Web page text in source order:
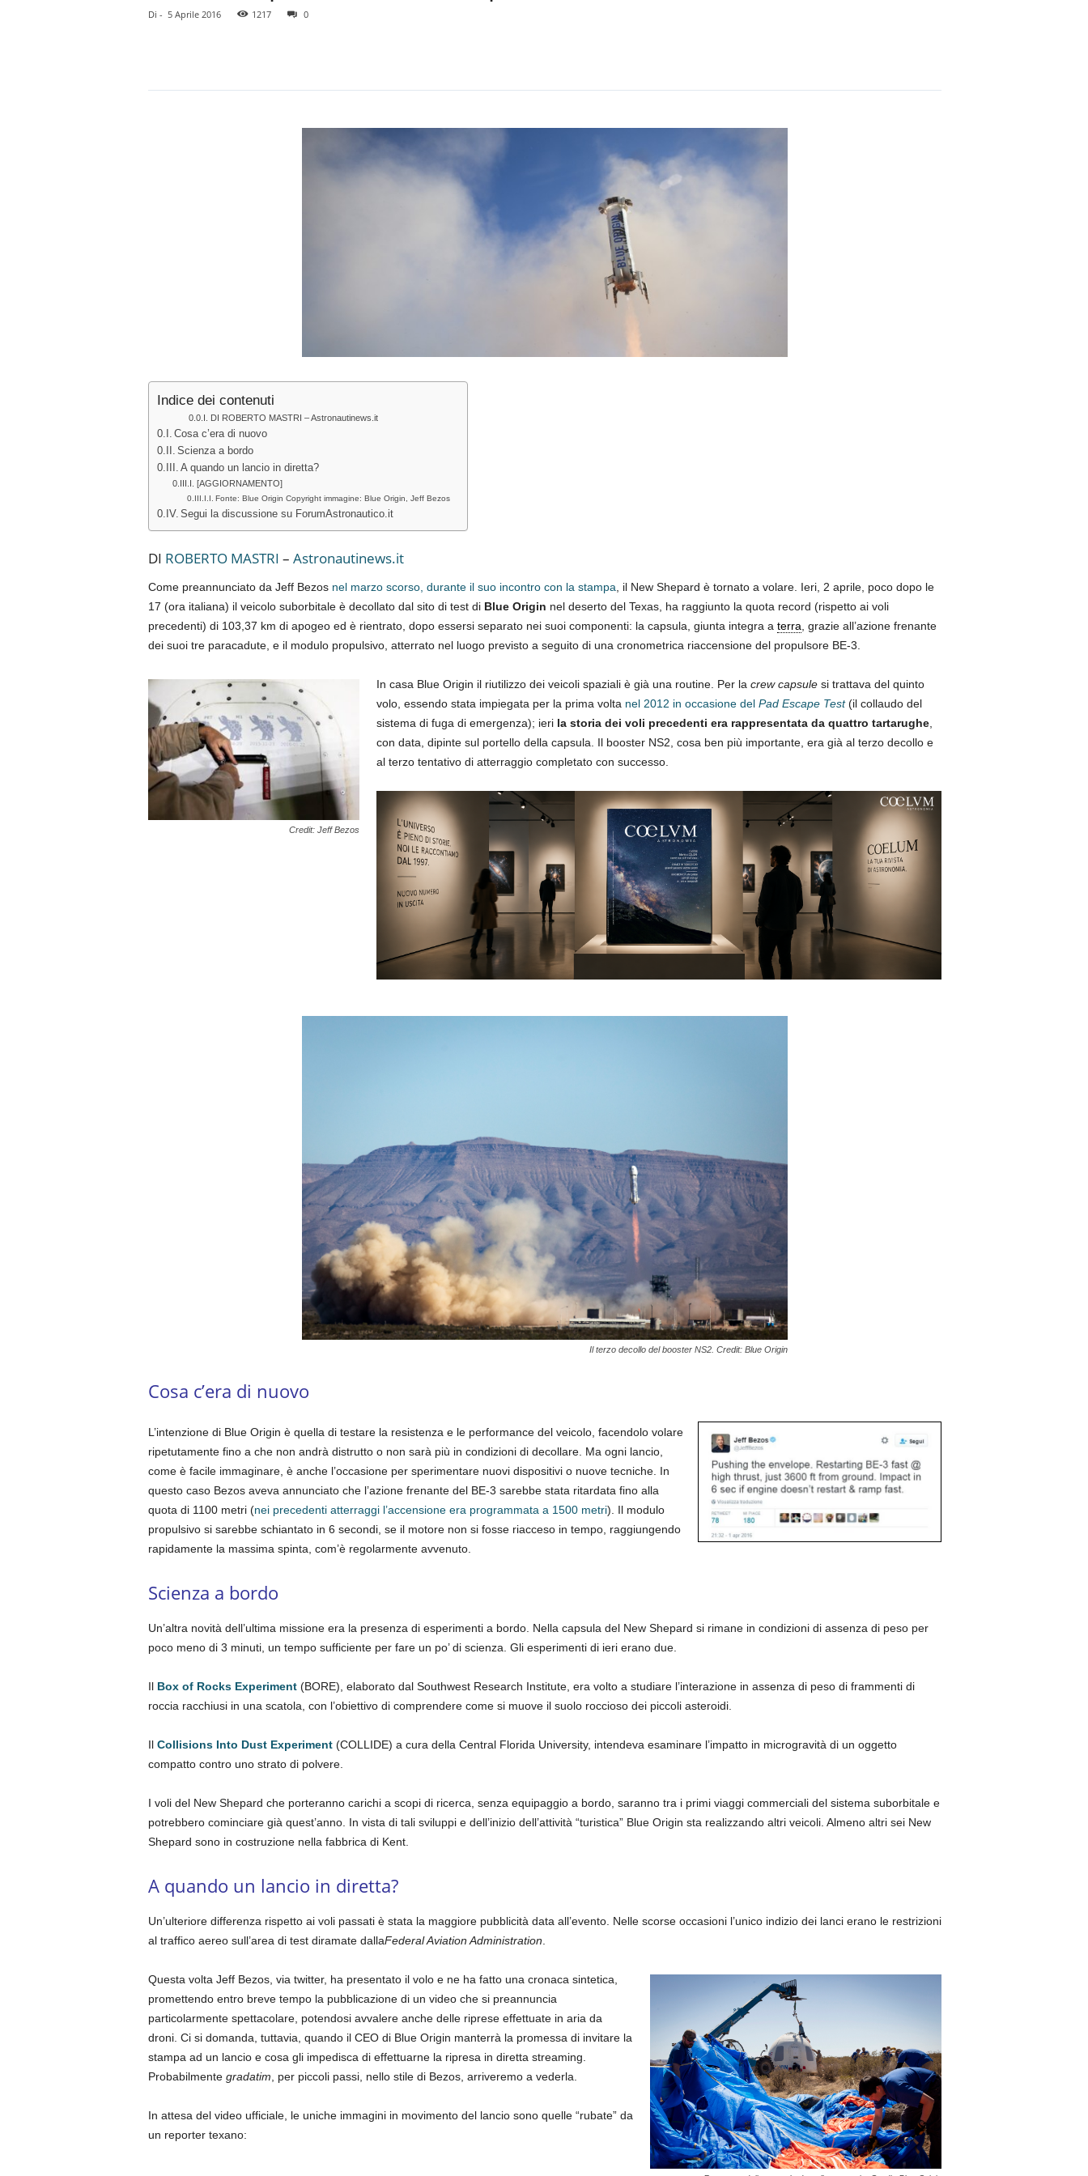
Di - 5 Aprile 2016 1217 0
Indice dei contenuti
DI ROBERTO MASTRI – Astronautinews.it
Cosa c’era di nuovo
Scienza a bordo
A quando un lancio in diretta?
[AGGIORNAMENTO]
Fonte: Blue Origin Copyright immagine: Blue Origin, Jeff Bezos
Segui la discussione su ForumAstronautico.it
DI ROBERTO MASTRI – Astronautinews.it
Come preannunciato da Jeff Bezos nel marzo scorso, durante il suo incontro con la stampa, il New Shepard è tornato a volare. Ieri, 2 aprile, poco dopo le
17 (ora italiana) il veicolo suborbitale è decollato dal sito di test di Blue Origin nel deserto del Texas, ha raggiunto la quota record (rispetto ai voli
precedenti) di 103,37 km di apogeo ed è rientrato, dopo essersi separato nei suoi componenti: la capsula, giunta integra a terra, grazie all’azione frenante
dei suoi tre paracadute, e il modulo propulsivo, atterrato nel luogo previsto a seguito di una cronometrica riaccensione del propulsore BE-3.
Credit: Jeff Bezos
In casa Blue Origin il riutilizzo dei veicoli spaziali è già una routine. Per la crew capsulesi trattava del quinto
volo, essendo stata impiegata per la prima volta nel 2012 in occasione del Pad Escape Test(il collaudo del
sistema di fuga di emergenza); ieri la storia dei voli precedenti era rappresentata da quattro tartarughe,
con data, dipinte sul portello della capsula. Il booster NS2, cosa ben più importante, era già al terzo decollo e
al terzo tentativo di atterraggio completato con successo.
Il terzo decollo del booster NS2. Credit: Blue Origin
Cosa c’era di nuovo
L’intenzione di Blue Origin è quella di testare la resistenza e le performance del veicolo, facendolo volare
ripetutamente fino a che non andrà distrutto o non sarà più in condizioni di decollare. Ma ogni lancio,
come è facile immaginare, è anche l’occasione per sperimentare nuovi dispositivi o nuove tecniche. In
questo caso Bezos aveva annunciato che l’azione frenante del BE-3 sarebbe stata ritardata fino alla
quota di 1100 metri (nei precedenti atterraggi l’accensione era programmata a 1500 metri). Il modulo
propulsivo si sarebbe schiantato in 6 secondi, se il motore non si fosse riacceso in tempo, raggiungendo
rapidamente la massima spinta, com’è regolarmente avvenuto.
Scienza a bordo
Un’altra novità dell’ultima missione era la presenza di esperimenti a bordo. Nella capsula del New Shepard si rimane in condizioni di assenza di peso per
poco meno di 3 minuti, un tempo sufficiente per fare un po’ di scienza. Gli esperimenti di ieri erano due.
Il Box of Rocks Experiment(BORE), elaborato dal Southwest Research Institute, era volto a studiare l’interazione in assenza di peso di frammenti di
roccia racchiusi in una scatola, con l’obiettivo di comprendere come si muove il suolo roccioso dei piccoli asteroidi.
Il Collisions Into Dust Experiment(COLLIDE) a cura della Central Florida University, intendeva esaminare l’impatto in microgravità di un oggetto
compatto contro uno strato di polvere.
I voli del New Shepard che porteranno carichi a scopi di ricerca, senza equipaggio a bordo, saranno tra i primi viaggi commerciali del sistema suborbitale e
potrebbero cominciare già quest’anno. In vista di tali sviluppi e dell’inizio dell’attività “turistica” Blue Origin sta realizzando altri veicoli. Almeno altri sei New
Shepard sono in costruzione nella fabbrica di Kent.
A quando un lancio in diretta?
Un’ulteriore differenza rispetto ai voli passati è stata la maggiore pubblicità data all’evento. Nelle scorse occasioni l’unico indizio dei lanci erano le restrizioni
al traffico aereo sull’area di test diramate dallaFederal Aviation Administration
Questa volta Jeff Bezos, via twitter, ha presentato il volo e ne ha fatto una cronaca sintetica,
promettendo entro breve tempo la pubblicazione di un video che si preannuncia
particolarmente spettacolare, potendosi avvalere anche delle riprese effettuate in aria da
droni. Ci si domanda, tuttavia, quando il CEO di Blue Origin manterrà la promessa di invitare la
stampa ad un lancio e cosa gli impedisca di effettuarne la ripresa in diretta streaming.
Probabilmente gradatim , per piccoli passi, nello stile di Bezos, arriveremo a vederla.
In attesa del video ufficiale, le uniche immagini in movimento del lancio sono quelle “rubate” da
un reporter texano: